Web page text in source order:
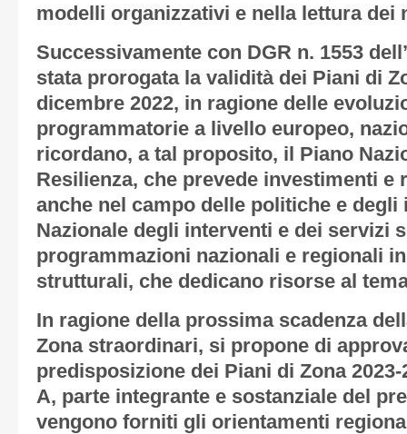
modelli organizzativi e nella lettura dei
Successivamente con DGR n. 1553
stata prorogata la validità dei Piani di
dicembre 2022, in ragione delle
programmatorie a livello europeo,
ricordano, a tal proposito, il Piano
Resilienza, che prevede investimenti
anche nel campo delle politiche e
Nazionale degli interventi e dei servizi
programmazioni nazionali e regionali
strutturali, che dedicano risorse al
In ragione della prossima scadenza
Zona straordinari, si propone di
predisposizione dei Piani di Zona 2023-
A, parte integrante e sostanziale del
vengono forniti gli orientamenti